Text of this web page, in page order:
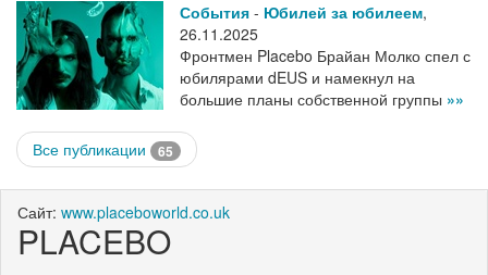
События - Юбилей за юбилеем,
26.11.2025
Фронтмен Placebo Брайан Молко спел с
юбилярами dEUS и намекнул на
большие планы собственной группы »»
Все публикации 65
Сайт: www.placeboworld.co.uk
PLACEBO